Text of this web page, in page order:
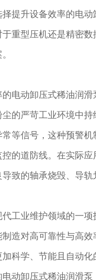
提升设备效率的电
重型压机还是精密
电动卸压式稀油润
的严苛工业环境中
等信号，这种预警
的道防线。在实际
致的轴承烧毁、导轨
工业维护领域的一项
造对高可靠性与高
科学、节能且自动
动卸压式稀油润滑